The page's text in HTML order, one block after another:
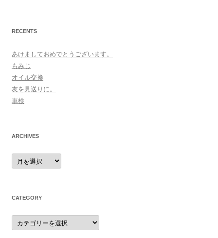
RECENTS
あけましておめでとうございます。
もみじ
オイル交換
友を見送りに。
車検
ARCHIVES
archives
CATEGORY
category